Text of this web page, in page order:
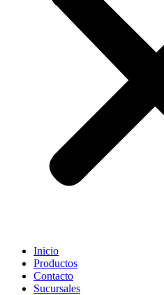
Inicio
Productos
Contacto
Sucursales